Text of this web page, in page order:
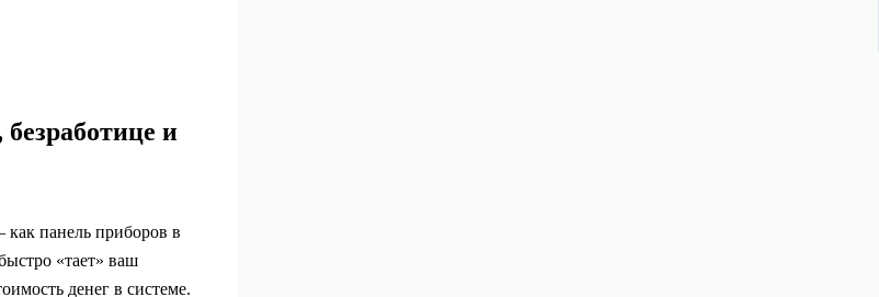
и
как панель приборов в
«тает» ваш
денег в системе.